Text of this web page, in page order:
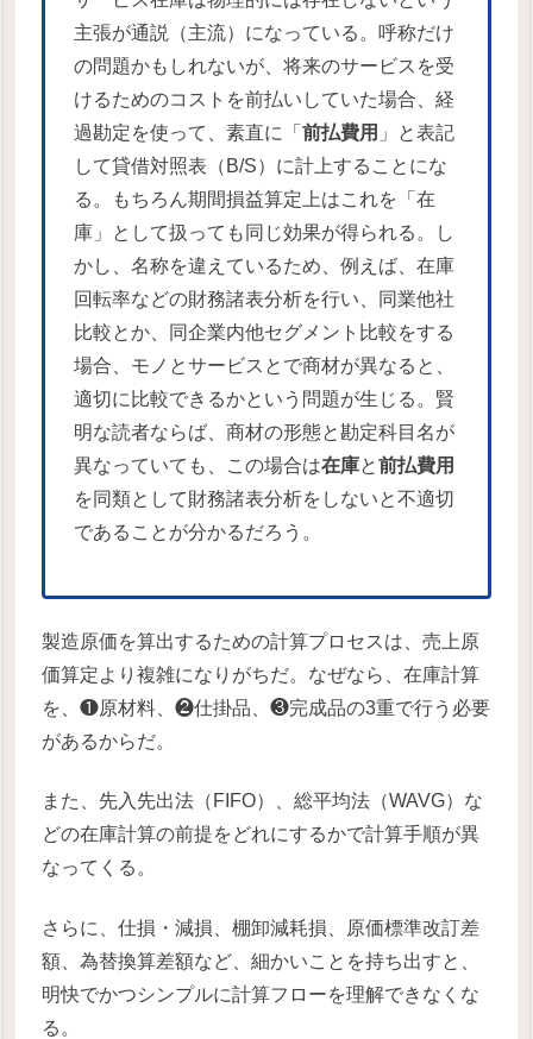
主張が通説（主流）になっている。呼称だけ
の問題かもしれないが、将来のサービスを受
けるためのコストを前払いしていた場合、経
過勘定を使って、素直に「前払費用 」と表記
して貸借対照表（B/S）に計上することにな
る。もちろん期間損益算定上はこれを「在
庫」として扱っても同じ効果が得られる。し
かし、名称を違えているため、例えば、在庫
回転率などの財務諸表分析を行い、同業他社
比較とか、同企業内他セグメント比較をする
場合、モノとサービスとで商材が異なると、
適切に比較できるかという問題が生じる。賢
明な読者ならば、商材の形態と勘定科目名が
異なっていても、この場合は在庫と前払費用
を同類として財務諸表分析をしないと不適切
であることが分かるだろう。
製造原価を算出するための計算プロセスは、売上原
価算定より複雑になりがちだ。なぜなら、在庫計算
を、❶原材料、❷仕掛品、❸完成品の3重で行う必要
があるからだ。
また、先入先出法（FIFO）、総平均法（WAVG）な
どの在庫計算の前提をどれにするかで計算手順が異
なってくる。
さらに、仕損・減損、棚卸減耗損、原価標準改訂差
額、為替換算差額など、細かいことを持ち出すと、
明快でかつシンプルに計算フローを理解できなくな
る。